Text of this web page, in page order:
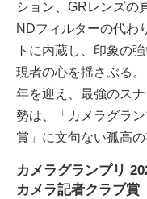
ション、GRレンズの
NDフィルターの代わ
トに内蔵し、印象の
現者の⼼を揺さぶる
年を迎え、最強のス
勢は、「カメラグラ
賞」に⽂句ない孤⾼
カメラグランプリ
カメラ記者クラブ賞